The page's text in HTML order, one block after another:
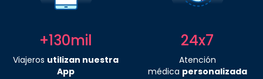
+130mil
Viajeros utilizan nuestra
App
24x7
Atención
médica personalizada